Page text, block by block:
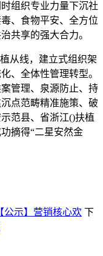
组织专业力量下沉社
、食物平安、全方位
共享的强大合力。
从线，建立式组织架
、全体性管理转型。
管理、泉源防止、持
点范畴精准施策、破
范县、省浙江()扶植
摘得“二星安然金
公示】营销核心欢 下